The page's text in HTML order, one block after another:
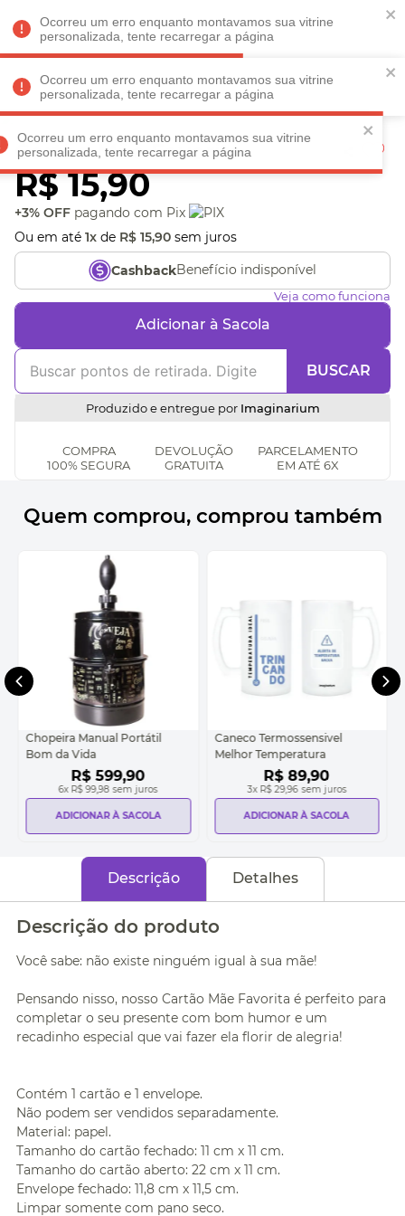
Ocorreu um erro enquanto montavamos sua vitrine
personalizada, tente recarregar a página
Ocorreu um erro enquanto montavamos sua vitrine
personalizada, tente recarregar a página
Ocorreu um erro enquanto montavamos sua vitrine
personalizada, tente recarregar a página
Faltam REGULAMENTO
Veja produtos perto de você! Informe seu CEP
Cartão Mãe Favorita
R$ 15,90
+3% OFF pagando com Pix
Ou em até 1x de R$ 15,90 sem juros
CashbackBenefício indisponível
Veja como funciona
Adicionar à Sacola
BUSCAR
Produzido e entregue por Imaginarium
COMPRA
100% SEGURA
DEVOLUÇÃO
GRATUITA
PARCELAMENTO
EM ATÉ 6X
Quem comprou, comprou também
Chopeira Manual Portátil
Bom da Vida
R$ 599,90
6x R$ 99,98 sem juros
ADICIONAR À SACOLA
Caneco Termossensivel
Melhor Temperatura
R$ 89,90
3x R$ 29,96 sem juros
ADICIONAR À SACOLA
Descrição Detalhes
Descrição do produto
Você sabe: não existe ninguém igual à sua mãe!
Pensando nisso, nosso Cartão Mãe Favorita é perfeito para
completar o seu presente com bom humor e um
recadinho especial que vai fazer ela florir de alegria!
Contém 1 cartão e 1 envelope.
Não podem ser vendidos separadamente.
Material: papel.
Tamanho do cartão fechado: 11 cm x 11 cm.
Tamanho do cartão aberto: 22 cm x 11 cm.
Envelope fechado: 11,8 cm x 11,5 cm.
Limpar somente com pano seco.